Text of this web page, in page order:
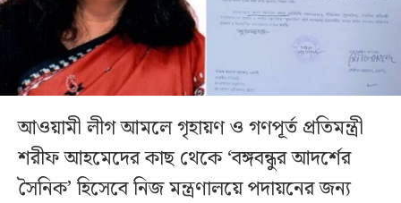
আওয়ামী লীগ আমলে গৃহায়ণ ও গণপূর্ত প্রতিমন্ত্রী
শরীফ আহমেদের কাছ থেকে ‘বঙ্গবন্ধুর আদর্শের
সৈনিক’ হিসেবে নিজ মন্ত্রণালয়ে পদায়নের জন্য